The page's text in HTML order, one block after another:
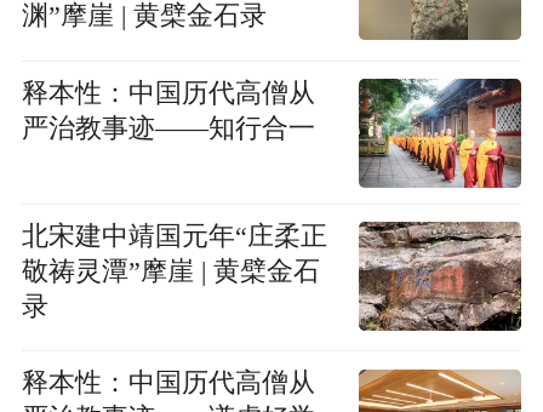
渊”摩崖 | 黄檗金石录
释本性：中国历代高僧从
严治教事迹——知行合一
北宋建中靖国元年“庄柔正
敬祷灵潭”摩崖 | 黄檗金石
录
释本性：中国历代高僧从